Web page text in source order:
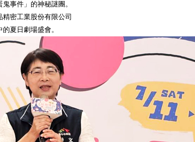
事件」的神秘謎團。
密工業股份有限公司
夏日劇場盛會。